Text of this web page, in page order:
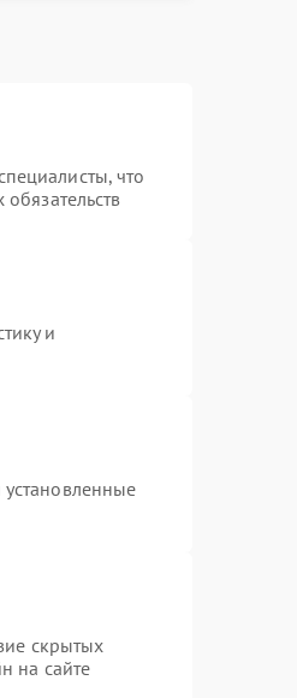
что
и
скрытых
на сайте